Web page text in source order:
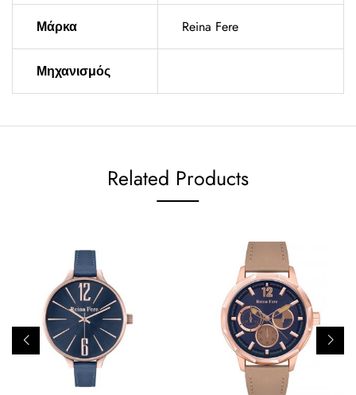
Μάρκα Reina Fere
Μηχανισμός
Related Products